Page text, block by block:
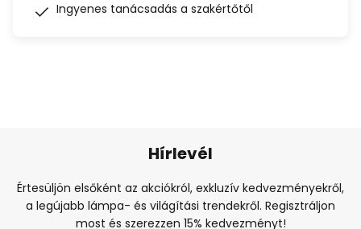
Ingyenes tanácsadás a szakértőtől
Hírlevél
Értesüljön elsőként az akciókról, exkluzív kedvezményekről,
a legújabb lámpa- és világítási trendekről. Regisztráljon
most és szerezzen 15% kedvezményt!